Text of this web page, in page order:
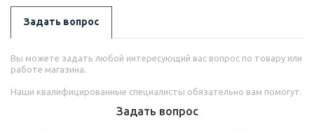
Задать вопрос
Вы можете задать любой интересующий вас вопрос по товару или
работе магазина.
Наши квалифицированные специалисты обязательно вам помогут.
Задать вопрос